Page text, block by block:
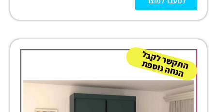
ה
ת
ק
ש
ר
ל
ק
ב
ל
הנ
ח
ה נו
ס
פ
ת